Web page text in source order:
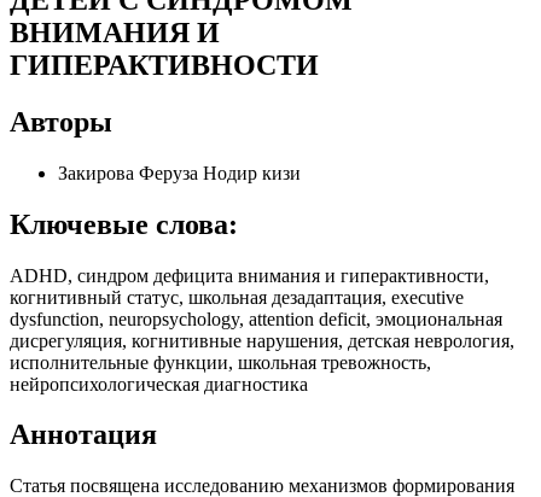
ВНИМАНИЯ И
ГИПЕРАКТИВНОСТИ
Авторы
Закирова Феруза Нодир кизи
Ключевые слова:
ADHD, синдром дефицита внимания и гиперактивности,
когнитивный статус, школьная дезадаптация, executive
dysfunction, neuropsychology, attention deficit, эмоциональная
дисрегуляция, когнитивные нарушения, детская неврология,
исполнительные функции, школьная тревожность,
нейропсихологическая диагностика
Аннотация
Статья посвящена исследованию механизмов формирования